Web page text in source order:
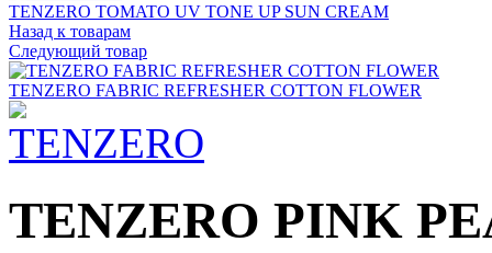
TENZERO TOMATO UV TONE UP SUN CREAM
Назад к товарам
Следующий товар
TENZERO FABRIC REFRESHER COTTON FLOWER
TENZERO PINK